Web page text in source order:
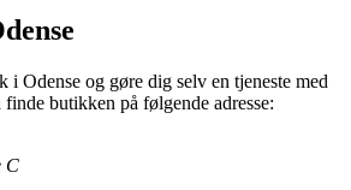
i Odense og gøre dig selv en tjeneste med
butikken på følgende adresse:
C